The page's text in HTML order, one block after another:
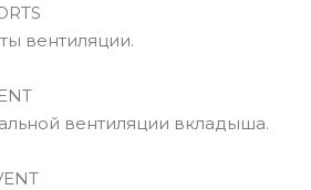
вентиляции.
вентиляции вкладыша.